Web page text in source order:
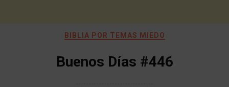
BIBLIA POR TEMAS MIEDO
Buenos Días #446